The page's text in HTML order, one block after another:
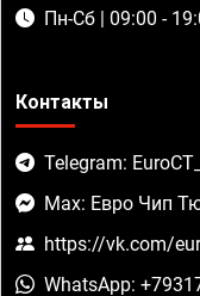
Пн-Сб | 09:00 -
Контакты
Telegram:
Max: Евро Чип
https://vk.com/
WhatsApp: